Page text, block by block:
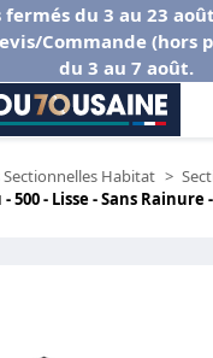
fermés du 3 au 23
Commande (hors
du 3 au 7 août.
Sectionnelles Habitat
500 - Lisse - Sans Rainure